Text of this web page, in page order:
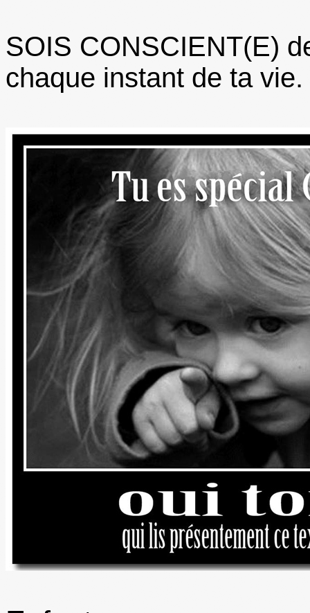
SOIS CONSCIENT(E)
chaque instant de ta vie.